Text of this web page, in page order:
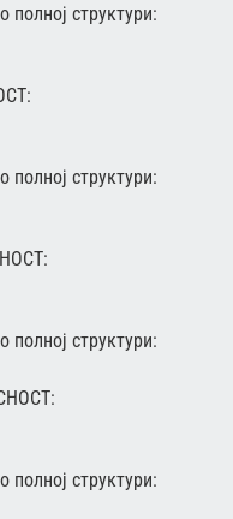
полној структури:
полној структури:
полној структури:
полној структури: